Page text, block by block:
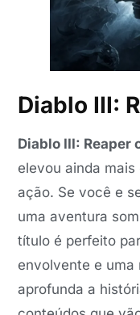
Diablo III:
Diablo III: Reaper
elevou ainda mais
ação. Se você e
uma aventura
título é perfeito
envolvente e uma
aprofunda a